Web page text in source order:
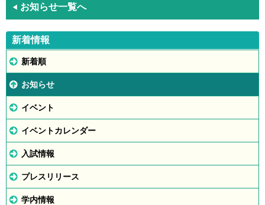
◀ お知らせ一覧へ
新着情報
新着順
お知らせ
イベント
イベントカレンダー
入試情報
プレスリリース
学内情報